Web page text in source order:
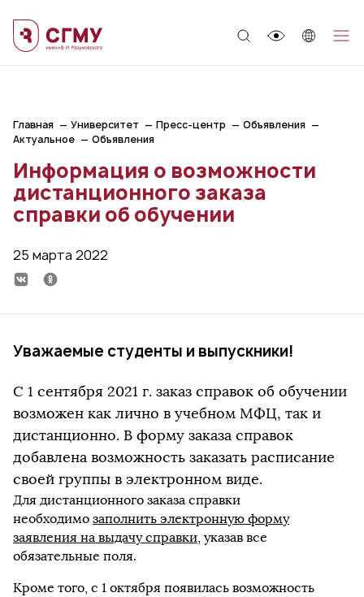
Главная Университет Пресс-центр
Объявления
Актуальное
Объявления
Информация о возможности
дистанционного заказа
справки об обучении
25 марта 2022
Уважаемые студенты и выпускники!
С 1 сентября 2021 г. заказ справок об обучении
возможен как лично в учебном МФЦ, так и
дистанционно. В форму заказа справок
добавлена возможность заказать расписание
своей группы в электронном виде.
Для дистанционного заказа справки
необходимо заполнить электронную форму
заявления на выдачу справки , указав все
обязательные поля.
Кроме того, с 1 октября появилась возможность